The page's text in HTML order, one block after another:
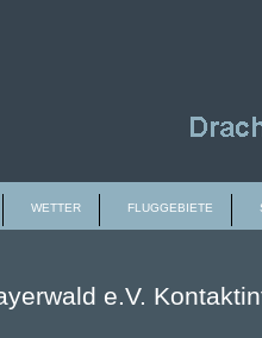
WETTER FLUGGEBIETE
e.V.